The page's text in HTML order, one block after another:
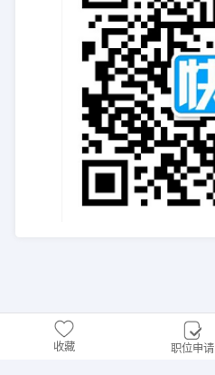
收藏 职位申请